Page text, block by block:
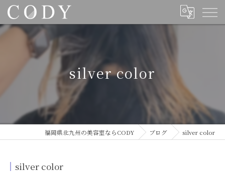
silver color
福岡県北九州の美容室ならCODY ブログ silver color
silver color